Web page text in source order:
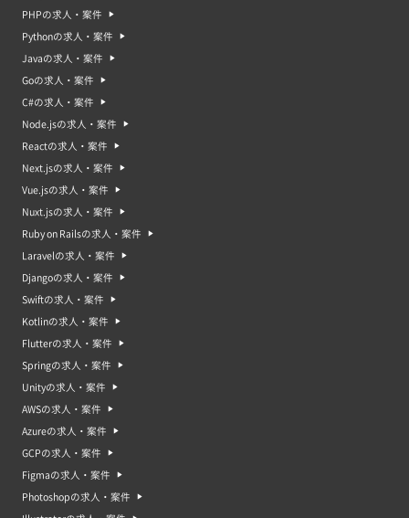
PHPの求人・案件
Pythonの求人・案件
Javaの求人・案件
Goの求人・案件
C#の求人・案件
Node.jsの求人・案件
Reactの求人・案件
Next.jsの求人・案件
Vue.jsの求人・案件
Nuxt.jsの求人・案件
Ruby on Railsの求人・案件
Laravelの求人・案件
Djangoの求人・案件
Swiftの求人・案件
Kotlinの求人・案件
Flutterの求人・案件
Springの求人・案件
Unityの求人・案件
AWSの求人・案件
Azureの求人・案件
GCPの求人・案件
Figmaの求人・案件
Photoshopの求人・案件